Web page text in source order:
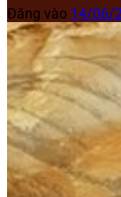
Đăng vào 14/06/